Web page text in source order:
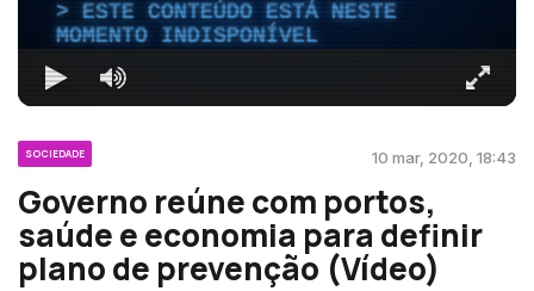
ESTE CONTEÚDO ESTÁ NESTE
MOMENTO INDISPONÍVEL
SOCIEDADE 10 mar, 2020, 18:43
Governo reúne com portos,
saúde e economia para definir
plano de prevenção (Vídeo)